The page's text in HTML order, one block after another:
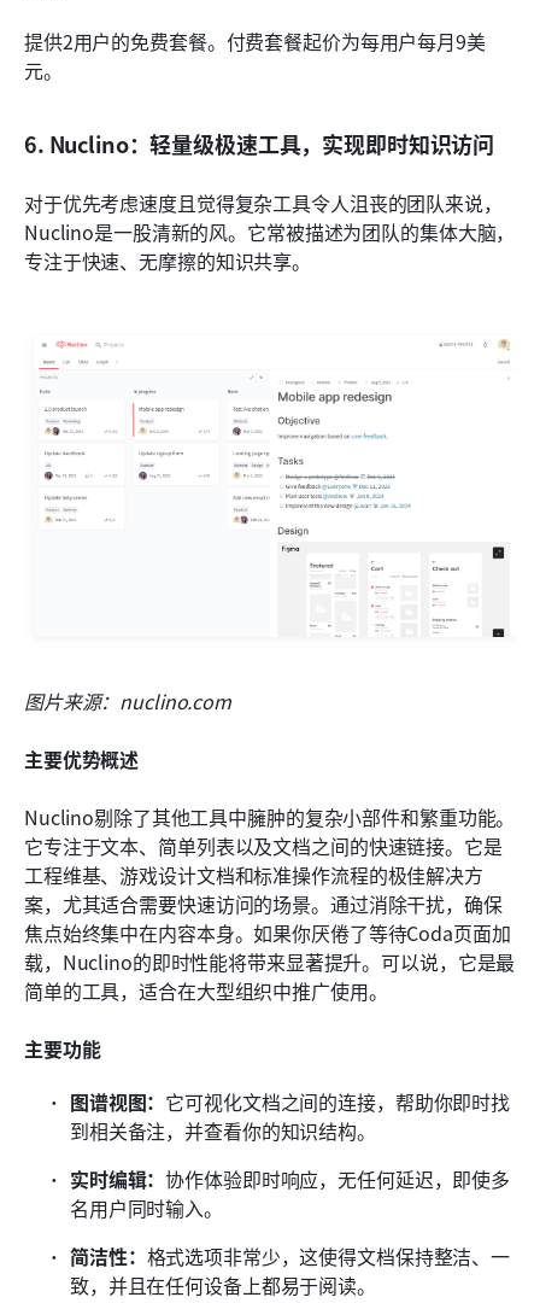
提供2用户的免费套餐。付费套餐起价为每用户每月9美
元。
6. Nuclino：轻量级极速工具，实现即时知识访问
对于优先考虑速度且觉得复杂工具令人沮丧的团队来说，
Nuclino是一股清新的风。它常被描述为团队的集体大脑，
专注于快速、无摩擦的知识共享。
图片来源：nuclino.com
主要优势概述
Nuclino剔除了其他工具中臃肿的复杂小部件和繁重功能。
它专注于文本、简单列表以及文档之间的快速链接。它是
工程维基、游戏设计文档和标准操作流程的极佳解决方
案，尤其适合需要快速访问的场景。通过消除干扰，确保
焦点始终集中在内容本身。如果你厌倦了等待Coda页面加
载，Nuclino的即时性能将带来显著提升。可以说，它是最
简单的工具，适合在大型组织中推广使用。
主要功能
图谱视图： 它可视化文档之间的连接，帮助你即时找
到相关备注，并查看你的知识结构。
实时编辑：协作体验即时响应，无任何延迟，即使多
名用户同时输入。
简洁性： 格式选项非常少，这使得文档保持整洁、一
致，并且在任何设备上都易于阅读。